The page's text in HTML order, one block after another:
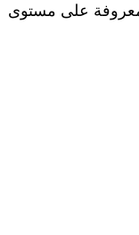
معروفة على مستوى